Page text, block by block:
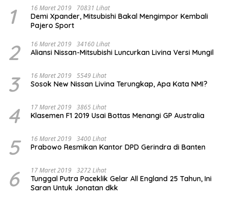
1 16 Maret 2019 70831 Lihat
Demi Xpander, Mitsubishi Bakal Mengimpor Kembali
Pajero Sport
2 16 Maret 2019 34160 Lihat
Aliansi Nissan-Mitsubishi Luncurkan Livina Versi Mungil
3 16 Maret 2019 5549 Lihat
Sosok New Nissan Livina Terungkap, Apa Kata NMI?
4 17 Maret 2019 3865 Lihat
Klasemen F1 2019 Usai Bottas Menangi GP Australia
5 16 Maret 2019 3400 Lihat
Prabowo Resmikan Kantor DPD Gerindra di Banten
6 17 Maret 2019 3272 Lihat
Tunggal Putra Paceklik Gelar All England 25 Tahun, Ini
Saran Untuk Jonatan dkk